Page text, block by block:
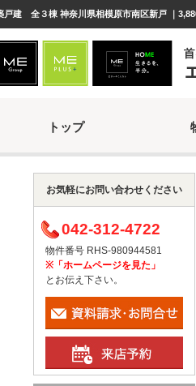
建 全３棟 神奈川県相模原市南区新戸 ｜
トップ
お気軽にお問い合わせください
042-312-4722
物件番号 RHS-980944581
※「ホームページを見た」
とお伝え下さい。